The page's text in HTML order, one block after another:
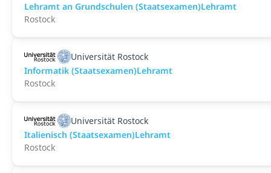
Lehramt an Grundschulen (Staatsexamen)Lehramt
Rostock
Universität Rostock
Informatik (Staatsexamen)Lehramt
Rostock
Universität Rostock
Italienisch (Staatsexamen)Lehramt
Rostock